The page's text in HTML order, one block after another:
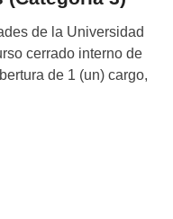
de la Universidad
cerrado interno de
de 1 (un) cargo,